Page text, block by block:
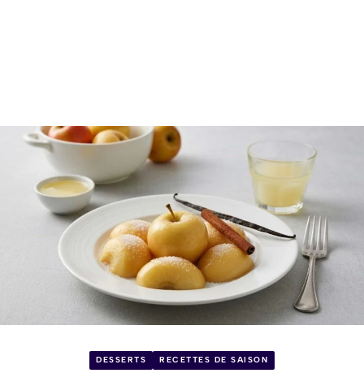
DESSERTS RECETTES DE SAISON